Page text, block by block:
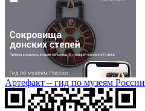
Артефакт – гид по музеям России